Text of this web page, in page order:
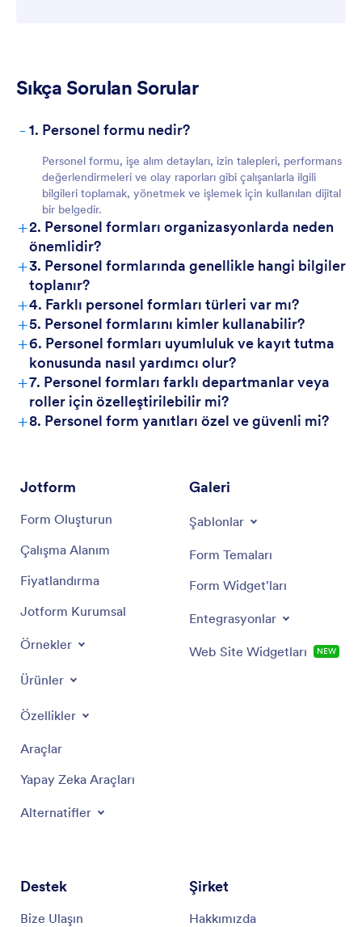
Sıkça Sorulan Sorular
- 1. Personel formu nedir?
Personel formu, işe alım detayları, izin talepleri, performans
değerlendirmeleri ve olay raporları gibi çalışanlarla ilgili
bilgileri toplamak, yönetmek ve işlemek için kullanılan dijital
bir belgedir.
+2. Personel formları organizasyonlarda neden
önemlidir?
+3. Personel formlarında genellikle hangi bilgiler
toplanır?
+4. Farklı personel formları türleri var mı?
+5. Personel formlarını kimler kullanabilir?
+6. Personel formları uyumluluk ve kayıt tutma
konusunda nasıl yardımcı olur?
+7. Personel formları farklı departmanlar veya
roller için özelleştirilebilir mi?
+8. Personel form yanıtları özel ve güvenli mi?
Jotform
Form Oluşturun
Çalışma Alanım
Fiyatlandırma
Jotform Kurumsal
Örnekler
Ürünler
Özellikler
Araçlar
Yapay Zeka Araçları
Alternatifler
Galeri
Şablonlar
Form Temaları
Form Widget'ları
Entegrasyonlar
Web Site Widgetları NEW
Destek
Bize Ulaşın
Şirket
Hakkımızda